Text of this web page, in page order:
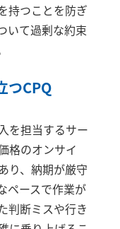
持つことを防ぎ
いて過剰な約束
つCPQ
を担当するサー
格のオンサイ
り、納期が厳守
ペースで作業が
判断ミスや行き